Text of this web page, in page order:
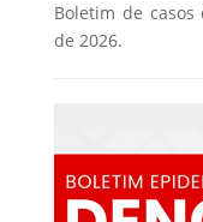
Boletim de
de 2026.